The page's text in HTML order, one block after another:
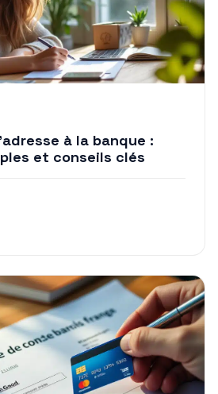
à la banque :
et conseils clés